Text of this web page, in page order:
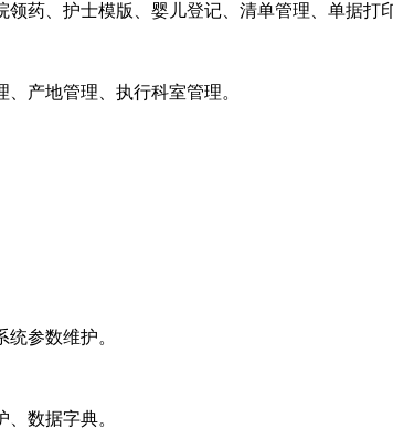
药、护士模版、婴儿登记、清单管理、单据打
产地管理、执行科室管理。
参数维护。
数据字典。